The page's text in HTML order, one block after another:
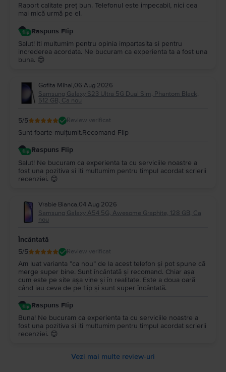
Raport calitate preț bun. Telefonul este impecabil, nici cea
mai mică urmă pe el.
Raspuns Flip
Salut! Iti multumim pentru opinia impartasita si pentru
increderea acordata. Ne bucuram ca experienta ta a fost una
buna. 😍
Gofita Mihai,06 Aug 2026
Samsung Galaxy S23 Ultra 5G Dual Sim, Phantom Black,
512 GB, Ca nou
5/5 Review verificat
Sunt foarte mulțumit.Recomand Flip
Raspuns Flip
Salut! Ne bucuram ca experienta ta cu serviciile noastre a
fost una pozitiva si iti multumim pentru timpul acordat scrierii
recenziei. 😊
Vrabie Bianca,04 Aug 2026
Samsung Galaxy A54 5G, Awesome Graphite, 128 GB, Ca
nou
Încântată
5/5 Review verificat
Am luat varianta ”ca nou” de la acest telefon și pot spune că
merge super bine. Sunt încântată și recomand. Chiar așa
cum este pe site așa vine și în realitate. Este a doua oară
când iau ceva de pe flip și sunt super încântată.
Raspuns Flip
Buna! Ne bucuram ca experienta ta cu serviciile noastre a
fost una pozitiva si iti multumim pentru timpul acordat scrierii
recenziei. 😊
Vezi mai multe review-uri